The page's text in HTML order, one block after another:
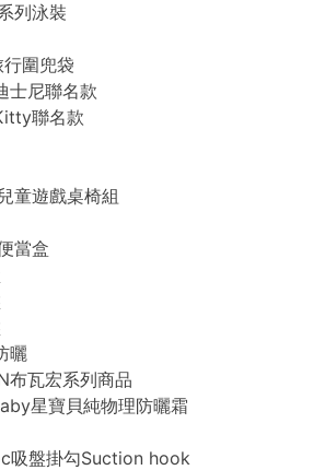
列泳裝
圍兜袋
士尼聯名款
聯名款
童遊戲桌椅組
當盒
曬
布瓦宏系列商品
星寶貝純物理防曬霜
吸盤掛勾Suction hook